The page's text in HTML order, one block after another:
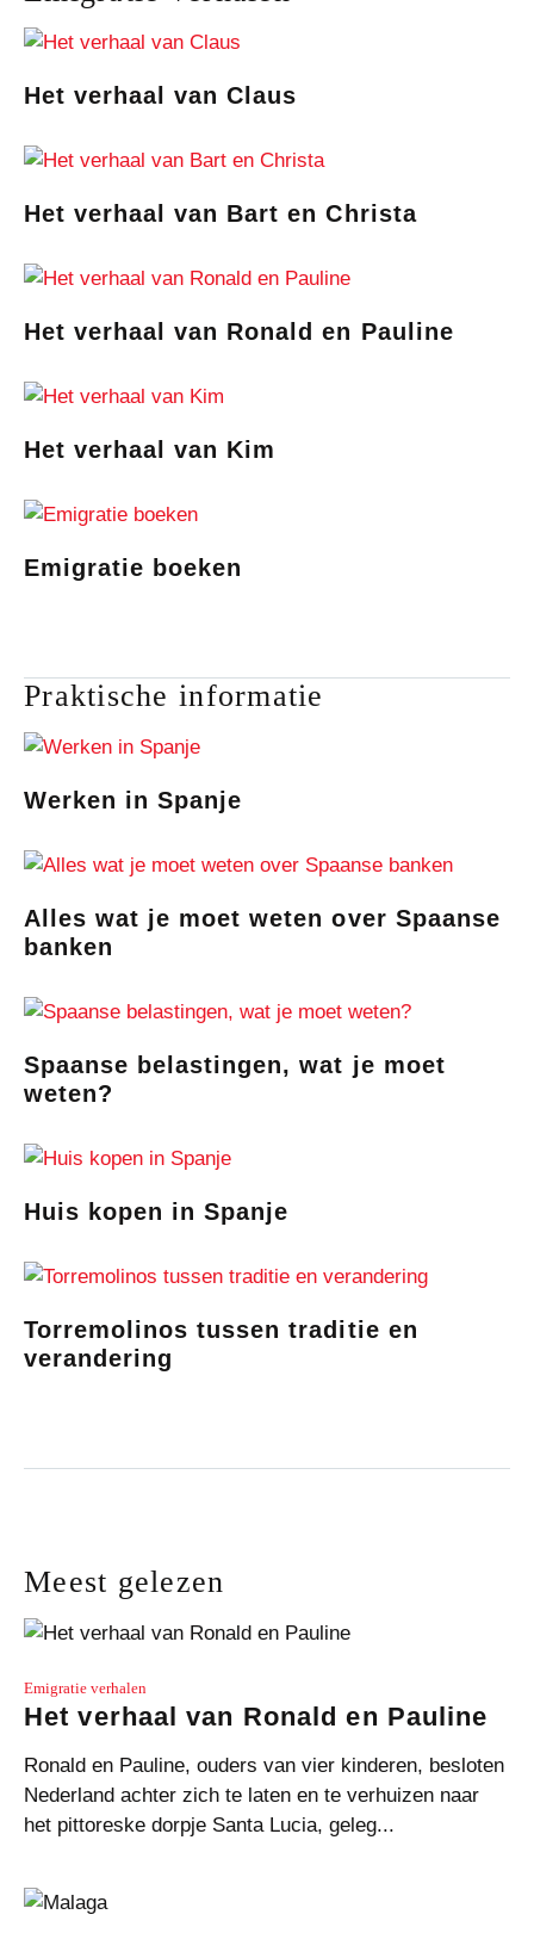
Het verhaal van Claus
Het verhaal van Bart en Christa
Het verhaal van Ronald en Pauline
Het verhaal van Kim
Emigratie boeken
Praktische informatie
Werken in Spanje
Alles wat je moet weten over Spaanse
banken
Spaanse belastingen, wat je moet
weten?
Huis kopen in Spanje
Torremolinos tussen traditie en
verandering
Meest gelezen
Emigratie verhalen
Het verhaal van Ronald en Pauline
Ronald en Pauline, ouders van vier kinderen, besloten
Nederland achter zich te laten en te verhuizen naar
het pittoreske dorpje Santa Lucia, geleg...